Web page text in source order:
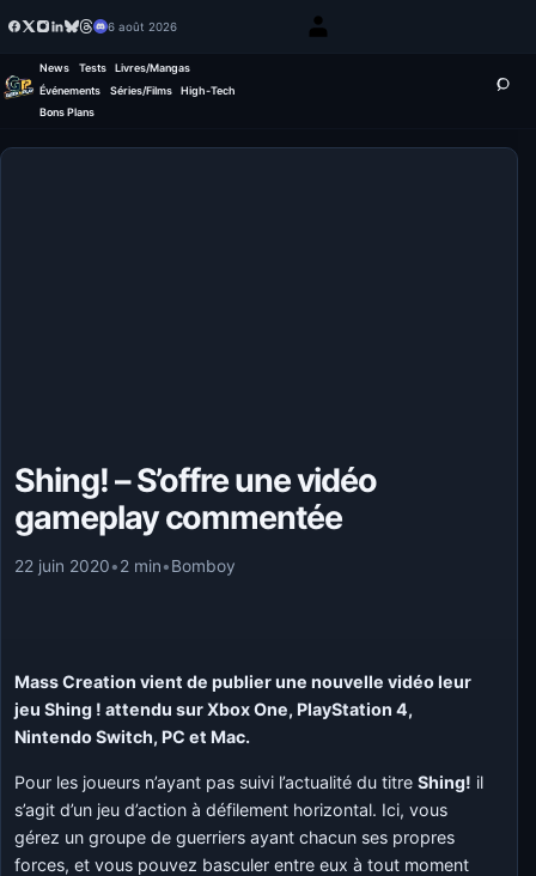
6 août 2026
News Tests
Livres/Mangas
Événements
Séries/Films
High-Tech
Bons Plans
Shing! – S’offre une vidéo
gameplay commentée
22 juin 2020•2 min•Bomboy
Mass Creation vient de publier une nouvelle vidéo leur
jeu Shing ! attendu sur Xbox One, PlayStation 4,
Nintendo Switch, PC et Mac.
Pour les joueurs n’ayant pas suivi l’actualité du titreShing! il
s’agit d’un jeu d’action à défilement horizontal. Ici, vous
gérez un groupe de guerriers ayant chacun ses propres
forces, et vous pouvez basculer entre eux à tout moment